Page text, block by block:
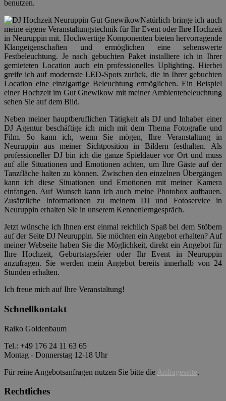
benutzen.
Natürlich bringe ich auch
meine eigene Veranstaltungstechnik für Ihr Event oder Ihre Hochzeit
in Neuruppin mit. Hochwertige Komponenten bieten hervorragende
Klangeigenschaften und ermöglichen eine sehenswerte
Festbeleuchtung. Je nach gebuchten Paket installiere ich in Ihrer
gemieteten Location auch ein professionelles Uplighting. Hierbei
greife ich auf modernste LED-Spots zurück, die in Ihrer gebuchten
Location eine einzigartige Beleuchtung ermöglichen. Ein Beispiel
einer Hochzeit im Gut Gnewikow mit meiner Ambientebeleuchtung
sehen Sie auf dem Bild.
Neben meiner hauptberuflichen Tätigkeit als DJ und Inhaber einer
DJ Agentur beschäftige ich mich mit dem Thema Fotografie und
Film. So kann ich, wenn Sie mögen, Ihre Veranstaltung in
Neuruppin aus meiner Sichtposition in Bildern festhalten. Als
professioneller DJ bin ich die ganze Spieldauer vor Ort und muss
auf alle Situationen und Emotionen achten, um Ihre Gäste auf der
Tanzfläche halten zu können. Zwischen den einzelnen Übergängen
kann ich diese Situationen und Emotionen mit meiner Kamera
einfangen. Auf Wunsch kann ich auch meine Photobox aufbauen.
Zusätzliche Informationen zu meinem DJ und Fotoservice in
Neuruppin erhalten Sie in unserem Kennenlerngespräch.
Jetzt wünsche ich Ihnen erst einmal reichlich Spaß bei dem Stöbern
auf der Seite DJ Neuruppin. Sie möchten ein Angebot erhalten? Auf
meiner Webseite haben Sie die Möglichkeit, direkt ein Angebot für
Ihre Hochzeit, Geburtstagsfeier oder Ihr Event in Neuruppin
anzufragen. Sie werden mein Angebot bereits innerhalb von 24
Stunden erhalten.
Ich freue mich auf Ihre Veranstaltung!
Schnellkontakt
Raiko Goldenbaum
Tel.: +49 176 24 11 63 65
Montag - Donnerstag 12-18 Uhr
Für reine Angebotsanfragen nutzen Sie bitte die Anfrageseite.
Rechtliches